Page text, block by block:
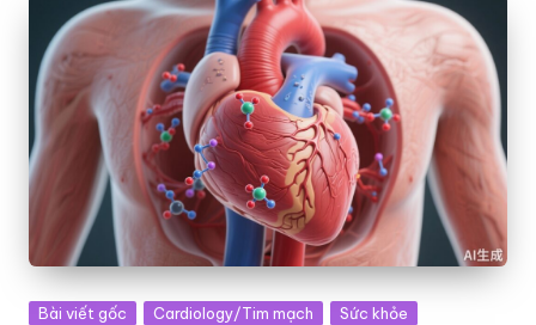
Posted
Bài viết gốc Cardiology/Tim mạch
Sức khỏe